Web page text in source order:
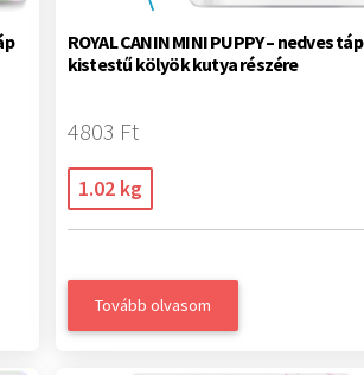
ROYAL CANIN MINI PUPPY – nedves táp
kistestű kölyök kutya részére
4803 Ft
1.02 kg
Tovább olvasom